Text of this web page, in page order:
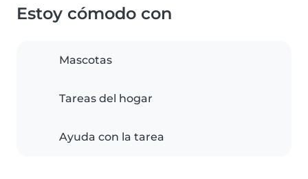
Estoy cómodo con
Mascotas
Tareas del hogar
Ayuda con la tarea